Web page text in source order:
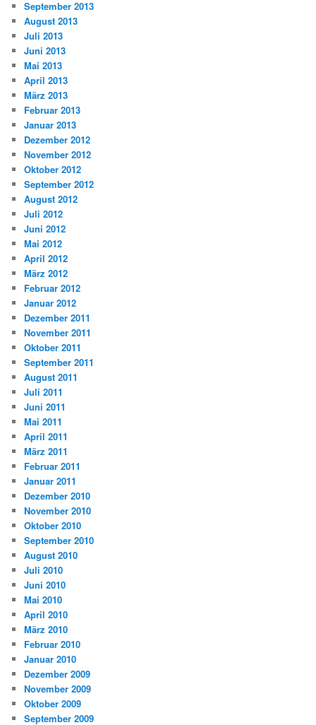
September 2013
August 2013
Juli 2013
Juni 2013
Mai 2013
April 2013
März 2013
Februar 2013
Januar 2013
Dezember 2012
November 2012
Oktober 2012
September 2012
August 2012
Juli 2012
Juni 2012
Mai 2012
April 2012
März 2012
Februar 2012
Januar 2012
Dezember 2011
November 2011
Oktober 2011
September 2011
August 2011
Juli 2011
Juni 2011
Mai 2011
April 2011
März 2011
Februar 2011
Januar 2011
Dezember 2010
November 2010
Oktober 2010
September 2010
August 2010
Juli 2010
Juni 2010
Mai 2010
April 2010
März 2010
Februar 2010
Januar 2010
Dezember 2009
November 2009
Oktober 2009
September 2009